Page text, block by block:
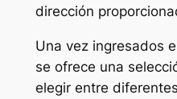
dirección
Una vez ingresados
se ofrece una
elegir entre